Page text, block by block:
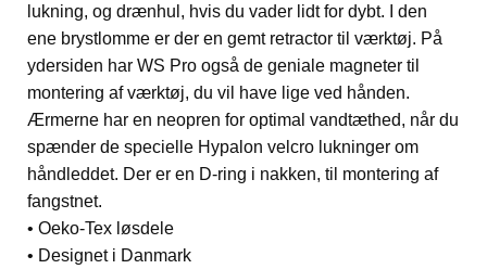
lukning, og drænhul, hvis du vader lidt for dybt. I den
ene brystlomme er der en gemt retractor til værktøj. På
ydersiden har WS Pro også de geniale magneter til
montering af værktøj, du vil have lige ved hånden.
Ærmerne har en neopren for optimal vandtæthed, når du
spænder de specielle Hypalon velcro lukninger om
håndleddet. Der er en D-ring i nakken, til montering af
fangstnet.
• Oeko-Tex løsdele
• Designet i Danmark